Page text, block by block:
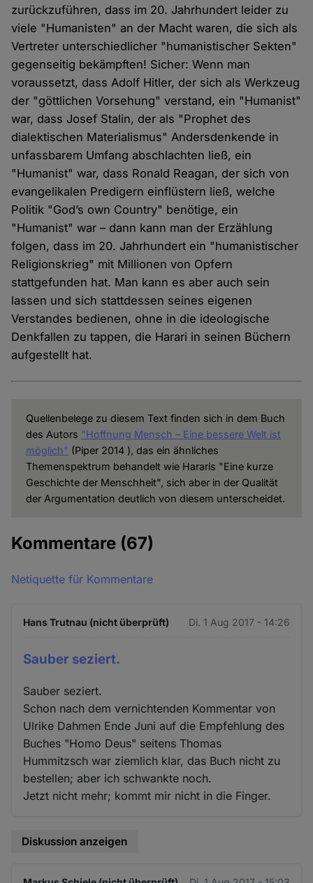
zurückzuführen, dass im 20. Jahrhundert leider zu
viele "Humanisten" an der Macht waren, die sich als
Vertreter unterschiedlicher "humanistischer Sekten"
gegenseitig bekämpften! Sicher: Wenn man
voraussetzt, dass Adolf Hitler, der sich als Werkzeug
der "göttlichen Vorsehung" verstand, ein "Humanist"
war, dass Josef Stalin, der als "Prophet des
dialektischen Materialismus" Andersdenkende in
unfassbarem Umfang abschlachten ließ, ein
"Humanist" war, dass Ronald Reagan, der sich von
evangelikalen Predigern einflüstern ließ, welche
Politik "God’s own Country" benötige, ein
"Humanist" war – dann kann man der Erzählung
folgen, dass im 20. Jahrhundert ein "humanistischer
Religionskrieg" mit Millionen von Opfern
stattgefunden hat. Man kann es aber auch sein
lassen und sich stattdessen seines eigenen
Verstandes bedienen, ohne in die ideologische
Denkfallen zu tappen, die Harari in seinen Büchern
aufgestellt hat.
Quellenbelege zu diesem Text finden sich in dem Buch
des Autors "Hoffnung Mensch – Eine bessere Welt ist
möglich" (Piper 2014 ), das ein ähnliches
Themenspektrum behandelt wie Hararis "Eine kurze
Geschichte der Menschheit", sich aber in der Qualität
der Argumentation deutlich von diesem unterscheidet.
Kommentare (67)
Netiquette für Kommentare
Hans Trutnau (nicht überprüft) Di. 1 Aug 2017 - 14:26
Sauber seziert.
Sauber seziert.
Schon nach dem vernichtenden Kommentar von
Ulrike Dahmen Ende Juni auf die Empfehlung des
Buches "Homo Deus" seitens Thomas
Hummitzsch war ziemlich klar, das Buch nicht zu
bestellen; aber ich schwankte noch.
Jetzt nicht mehr; kommt mir nicht in die Finger.
Diskussion anzeigen